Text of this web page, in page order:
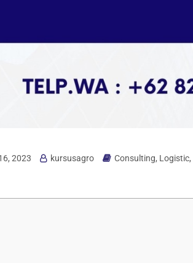
2023 kursusagro Consulting, Logistic,